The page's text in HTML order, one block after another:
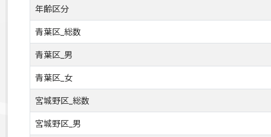
年齢区分
青葉区_総数
青葉区_男
青葉区_女
宮城野区_総数
宮城野区_男